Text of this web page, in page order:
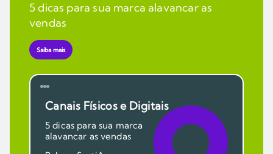
5 dicas para sua marca alavancar as
vendas
Saiba mais
Canais Físicos e Digitais
5 dicas para sua marca
alavancar as vendas